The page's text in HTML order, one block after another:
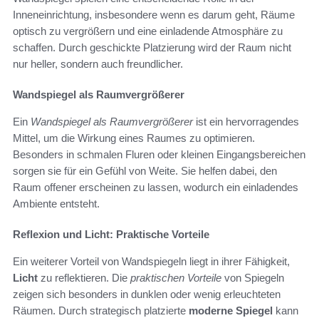
Inneneinrichtung, insbesondere wenn es darum geht, Räume
optisch zu vergrößern und eine einladende Atmosphäre zu
schaffen. Durch geschickte Platzierung wird der Raum nicht
nur heller, sondern auch freundlicher.
Wandspiegel als Raumvergrößerer
Ein Wandspiegel als Raumvergrößererist ein hervorragendes
Mittel, um die Wirkung eines Raumes zu optimieren.
Besonders in schmalen Fluren oder kleinen Eingangsbereichen
sorgen sie für ein Gefühl von Weite. Sie helfen dabei, den
Raum offener erscheinen zu lassen, wodurch ein einladendes
Ambiente entsteht.
Reflexion und Licht: Praktische Vorteile
Ein weiterer Vorteil von Wandspiegeln liegt in ihrer Fähigkeit,
Licht zu reflektieren. Die praktischen Vorteile von Spiegeln
zeigen sich besonders in dunklen oder wenig erleuchteten
Räumen. Durch strategisch platzierte moderne Spiegel kann